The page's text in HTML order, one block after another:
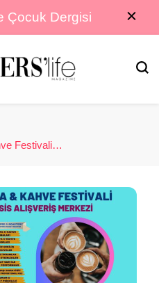
Çocuk Dergisi
Life
Festivali…